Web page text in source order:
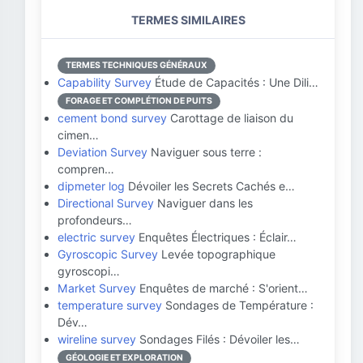
TERMES SIMILAIRES
TERMES TECHNIQUES GÉNÉRAUX
Capability Survey Étude de Capacités : Une Dili…
FORAGE ET COMPLÉTION DE PUITS
cement bond survey Carottage de liaison du
cimen…
Deviation Survey Naviguer sous terre :
compren…
dipmeter log Dévoiler les Secrets Cachés e…
Directional Survey Naviguer dans les
profondeurs…
electric survey Enquêtes Électriques : Éclair…
Gyroscopic Survey Levée topographique
gyroscopi…
Market Survey Enquêtes de marché : S'orient…
temperature survey Sondages de Température :
Dév…
wireline survey Sondages Filés : Dévoiler les…
GÉOLOGIE ET EXPLORATION